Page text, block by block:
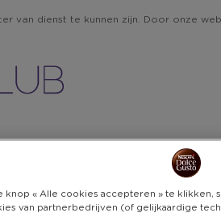
van dienst te kunnen zijn. Door onze
KEUKEN CADEAUBONNEN
knop « Alle cookies accepteren » te klikken,
van partnerbedrijven (of gelijkaardige